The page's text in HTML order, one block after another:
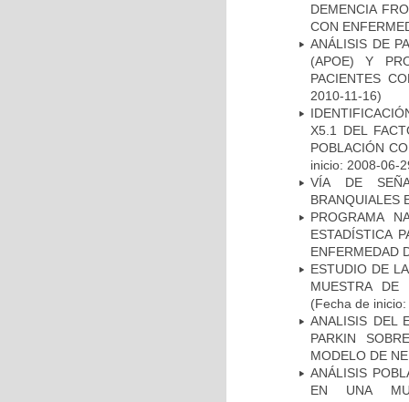
DEMENCIA
CON
ANÁLISIS DE
(APOE) Y
PACIENTES
2010-11-16)
X5.1 DEL
POBLACIÓN
inicio: 2008-06-
VÍA DE
BRANQUIALES
PROGRAMA
ESTADÍSTICA
ENFERMEDAD
ESTUDIO DE
MUESTRA DE
(Fecha de
ANALISIS DEL
PARKIN
MODELO DE
ANÁLISIS
EN UNA